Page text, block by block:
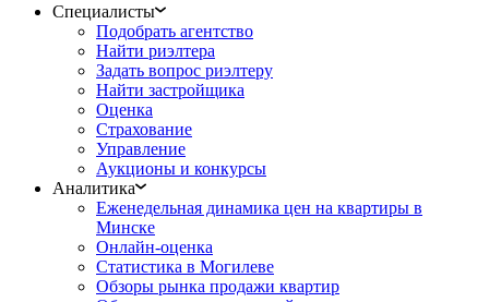
Специалисты
Подобрать агентство
Найти риэлтера
Задать вопрос риэлтеру
Найти застройщика
Оценка
Страхование
Управление
Аукционы и конкурсы
Аналитика
Еженедельная динамика цен на квартиры в
Минске
Онлайн-оценка
Статистика в Могилеве
Обзоры рынка продажи квартир